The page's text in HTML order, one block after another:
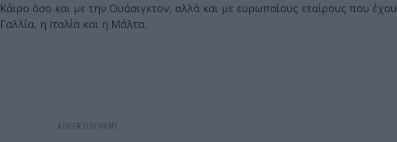
Κάιρο όσο και με την Ουάσιγκτον, αλλά και με ευρωπαίους εταίρους που
Γαλλία, η Ιταλία και η Μάλτα.